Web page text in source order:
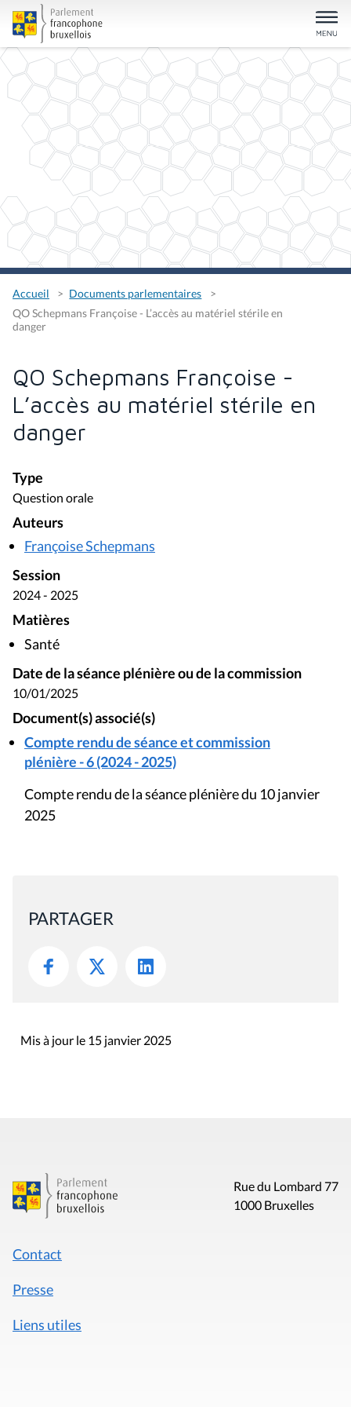
Accueil
Documents parlementaires
QO Schepmans Françoise - L’accès au matériel stérile en
danger
QO Schepmans Françoise -
L’accès au matériel stérile en
danger
Type
Question orale
Auteurs
Françoise Schepmans
Session
2024 - 2025
Matières
Santé
Date de la séance plénière ou de la commission
10/01/2025
Document(s) associé(s)
Compte rendu de séance et commission
plénière - 6 (2024 - 2025)
Compte rendu de la séance plénière du 10 janvier
2025
PARTAGER
Mis à jour le 15 janvier 2025
Rue du Lombard 77
1000 Bruxelles
Contact
Presse
Liens utiles